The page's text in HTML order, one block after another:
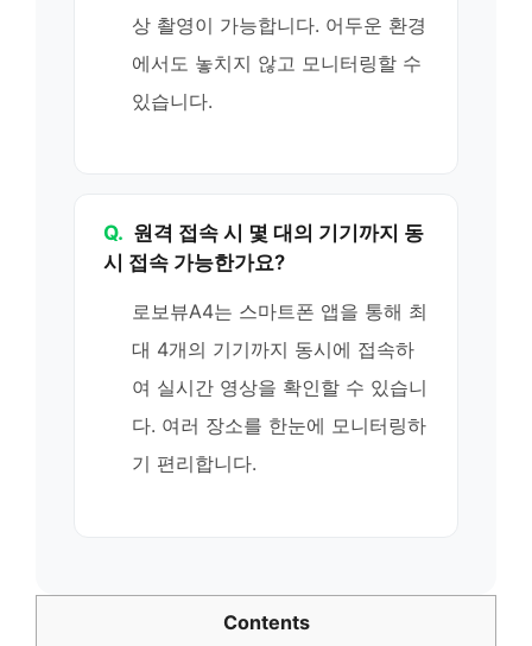
상 촬영이 가능합니다. 어두운 환경
에서도 놓치지 않고 모니터링할 수
있습니다.
Q. 원격 접속 시 몇 대의 기기까지 동
시 접속 가능한가요?
로보뷰A4는 스마트폰 앱을 통해 최
대 4개의 기기까지 동시에 접속하
여 실시간 영상을 확인할 수 있습니
다. 여러 장소를 한눈에 모니터링하
기 편리합니다.
Contents